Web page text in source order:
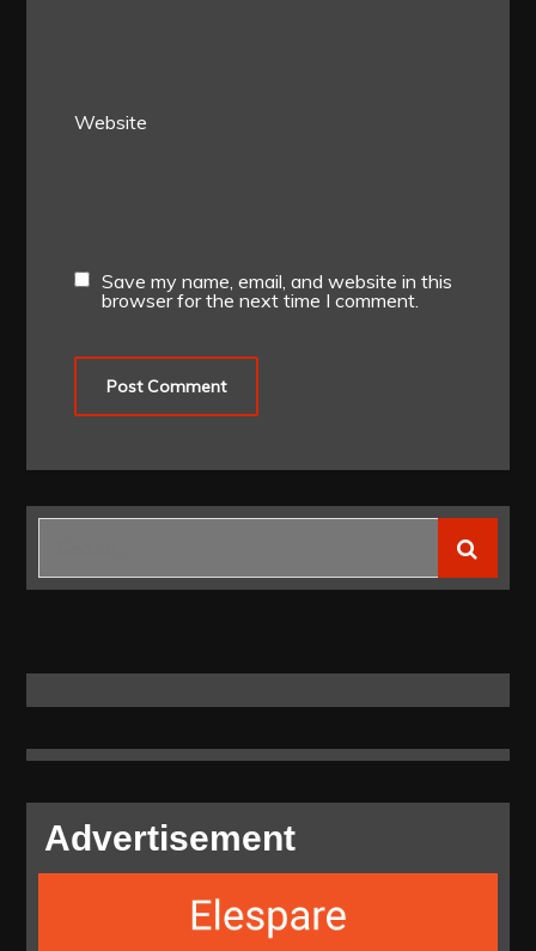
Website
Save my name, email, and website in this
browser for the next time I comment.
Advertisement